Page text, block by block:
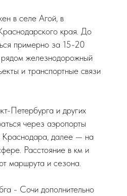
в селе Агой, в
края. До
примерно за 15-20
железнодорожный
и транспортные связи
Петербурга и других
через аэропорты
Краснодара, далее — на
Расстояние в км и
маршрута и сезона.
- Сочи дополнительно